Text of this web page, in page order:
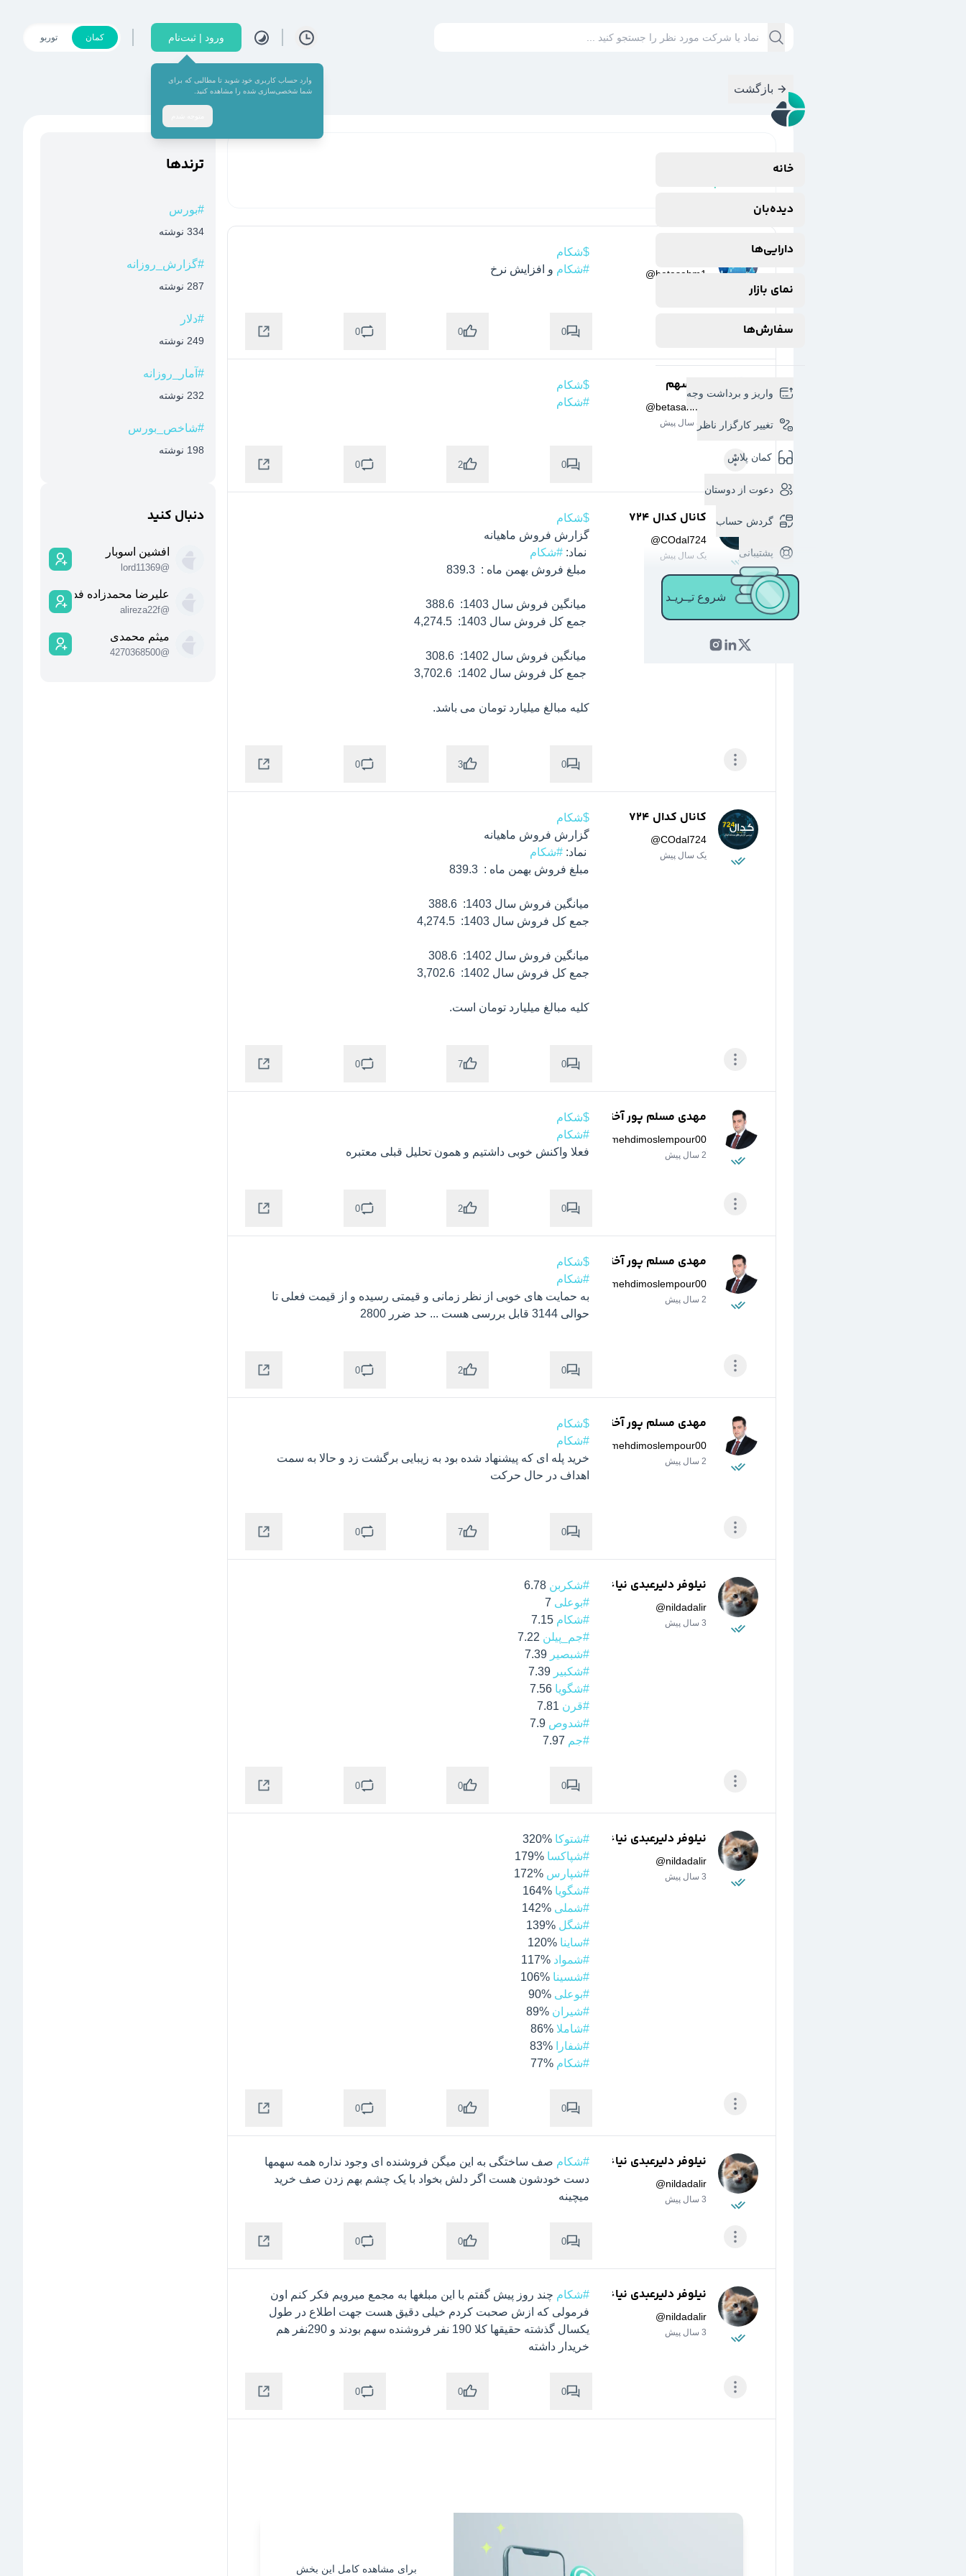
ورود | ثبت‌نام
وارد حساب کاربری خود شوید تا مطالبی که برای
شما شخصی‌سازی شده را مشاهده کنید.
کمان توربو
خانه
دیده‌بان
دارایی‌ها
نمای بازار
سفارش‌ها
واریز و برداشت وجه
تغییر کارگزار ناظر
کمان پلاس
دعوت از دوستان
گردش حساب
پشتیبانی
شروع تـِـریـد
بازگشت
@betasahm1
$شکام
#شکام و افزایش نرخ
0
0
0
بتا سهم
@betasahm1
یک سال پیش
$شکام
#شکام
0
2
0
کانال کدال 724
@COdal724
یک سال پیش
$شکام
نماد: #شکام
کلیه مبالغ میلیارد تومان می باشد.
0
3
0
کانال کدال 724
@COdal724
یک سال پیش
$شکام
نماد: #شکام
کلیه مبالغ میلیارد تومان است.
0
7
0
مهدی مسلم پور آخته خانه
mehdimoslempour00
2 سال پیش
$شکام
#شکام
فعلا واکنش خوبی داشتیم و همون تحلیل قبلی معتبره
0
2
0
مهدی مسلم پور آخته خانه
mehdimoslempour00
2 سال پیش
$شکام
#شکام
حوالی 3144 قابل بررسی هست ... حد ضرر 2800
0
2
0
مهدی مسلم پور آخته خانه
mehdimoslempour00
2 سال پیش
$شکام
#شکام
اهداف در حال حرکت
0
7
0
نیلوفر دلیرعبدی نیاء
@nildadalir
3 سال پیش
#شکربن 6.78
#بوعلی
#شکام 7.15
#جم_پیلن
#شبصیر 7.39
#شکبیر 7.39
#شگویا 7.56
#قرن
#شدوص 7.9
#جم
0
0
0
نیلوفر دلیرعبدی نیاء
@nildadalir
3 سال پیش
#شتوکا 320%
#شپاکسا 179%
#شپارس 172%
#شگویا 164%
#شملی 142%
#شگل 139%
#ساینا 120%
#شمواد 117%
#شسینا 106%
#بوعلی 90%
#شیران 89%
#شاملا 86%
#شفارا
83%
#شکام 77%
0
0
0
نیلوفر دلیرعبدی نیاء
@nildadalir
3 سال پیش
#شکام
میچینه
0
0
0
نیلوفر دلیرعبدی نیاء
@nildadalir
3 سال پیش
#شکام
خریدار داشته
0
0
0
برای مشاهده کامل این بخش
ترند‌ها
#بورس
334 نوشته
#گزارش_روزانه
287 نوشته
#دلار
249 نوشته
# آمار_روزانه
232 نوشته
#شاخص_بورس
198 نوشته
دنبال کنید
افشین اسوبار
@
lord11369
علیرضا محمدزاده فدردی
@
alireza22f
میثم محمدی
@
4270368500